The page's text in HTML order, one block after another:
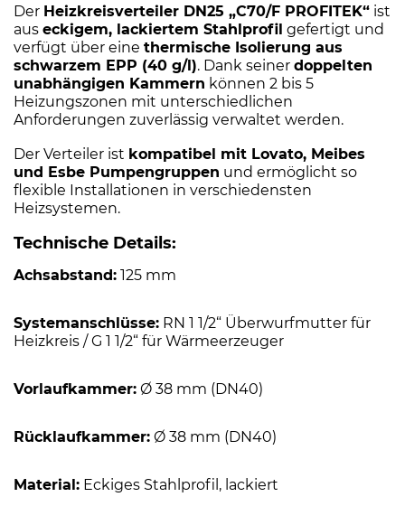
Der Heizkreisverteiler DN25 „C70/F PROFITEK“ ist
aus eckigem, lackiertem Stahlprofil gefertigt und
verfügt über eine thermische Isolierung aus
schwarzem EPP (40 g/l). Dank seiner doppelten
unabhängigen Kammern können 2 bis 5
Heizungszonen mit unterschiedlichen
Anforderungen zuverlässig verwaltet werden.
Der Verteiler ist kompatibel mit Lovato, Meibes
und Esbe Pumpengruppen und ermöglicht so
flexible Installationen in verschiedensten
Heizsystemen.
Technische Details:
Achsabstand: 125 mm
Systemanschlüsse: RN 1 1/2“ Überwurfmutter für
Heizkreis / G 1 1/2“ für Wärmeerzeuger
Vorlaufkammer: Ø 38 mm (DN40)
Rücklaufkammer: Ø 38 mm (DN40)
Material: Eckiges Stahlprofil, lackiert